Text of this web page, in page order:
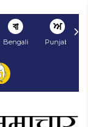
বা
Bengali
ਅ
Punjabi